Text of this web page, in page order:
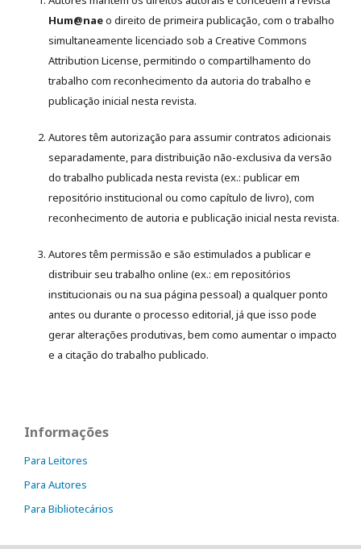
Hum@naeo direito de primeira publicação, com o trabalho
simultaneamente licenciado sob a Creative Commons
Attribution License, permitindo o compartilhamento do
trabalho com reconhecimento da autoria do trabalho e
publicação inicial nesta revista.
Autores têm autorização para assumir contratos adicionais
separadamente, para distribuição não-exclusiva da versão
do trabalho publicada nesta revista (ex.: publicar em
repositório institucional ou como capítulo de livro), com
reconhecimento de autoria e publicação inicial nesta revista.
Autores têm permissão e são estimulados a publicar e
distribuir seu trabalho online (ex.: em repositórios
institucionais ou na sua página pessoal) a qualquer ponto
antes ou durante o processo editorial, já que isso pode
gerar alterações produtivas, bem como aumentar o impacto
e a citação do trabalho publicado.
Informações
Para Leitores
Para Autores
Para Bibliotecários